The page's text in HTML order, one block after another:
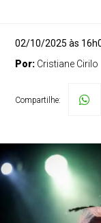
02/10/2025 às
Por: Cristiane Cirilo
Compartilhe: